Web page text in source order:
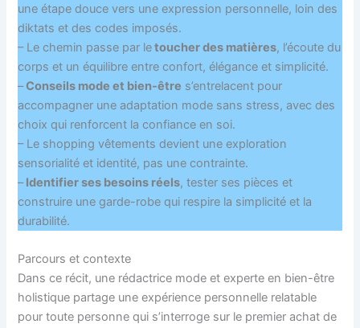
une étape douce vers une expression personnelle, loin des
diktats et des codes imposés.
– Le chemin passe par letoucher des matières, l’écoute du
corps et un équilibre entre confort, élégance et simplicité.
–Conseils mode et bien-être s’entrelacent pour
accompagner une adaptation mode sans stress, avec des
choix qui renforcent la confiance en soi.
– Le shopping vêtements devient une exploration
sensorialité et identité, pas une contrainte.
–Identifier ses besoins réels, tester ses pièces et
construire une garde-robe qui respire la simplicité et la
durabilité.
Parcours et contexte
Dans ce récit, une rédactrice mode et experte en bien-être
holistique partage une expérience personnelle relatable
pour toute personne qui s’interroge sur le premier achat de